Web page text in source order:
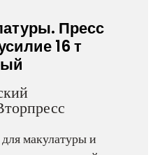
Пресс
16 т
макулатуры и